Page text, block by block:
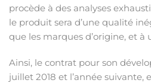
procède à des analyses
le produit sera d’une qualité
que les marques d’origine, et
Ainsi, le contrat pour son
juillet 2018 et l’année suivante,